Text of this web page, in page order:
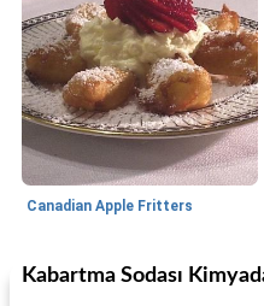
Canadian Apple Fritters
65dakika
Boneless Chicken Recipes
Kabartma Sodası